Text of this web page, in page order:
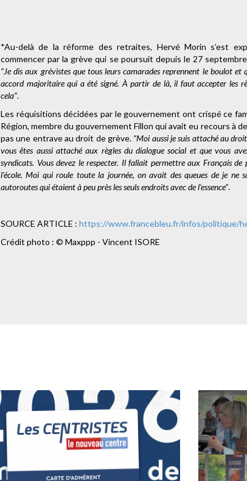
*Au-delà de la réforme des retraites, Hervé Morin s’est
commencer par la grève qui se poursuit depuis le 27
“Je dis aux grévistes que tous leurs camarades reprennent le boulot
accord majoritaire qui a été signé. À partir de là, il faut accepter les
cela”.
Les réquisitions décidées par le gouvernement ont crispé ce
Région, membre du gouvernement Fillon qui avait eu recours à
pas une entrave au droit de grève. “Moi aussi je suis attaché au
vous êtes aussi attaché aux règles du dialogue social et que vous
syndicats. Vous devez le respecter. Il fallait permettre aux Français
l'école. Moi qui roule toute la journée, on avait des queues de je ne
autoroutes qui étaient à peu près les seuls endroits avec de l’essence”.
SOURCE ARTICLE : https://www.francebleu.fr/infos/politique/
Crédit photo : © Maxppp - Vincent ISORE